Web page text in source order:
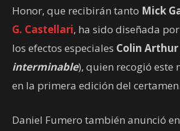
Honor, que recibirán tanto Mick
G. Castellari, ha sido diseñada
los efectos especiales Colin Arthur
interminable), quien recogió este
en la primera edición del certamen.
Daniel Fumero también anunció